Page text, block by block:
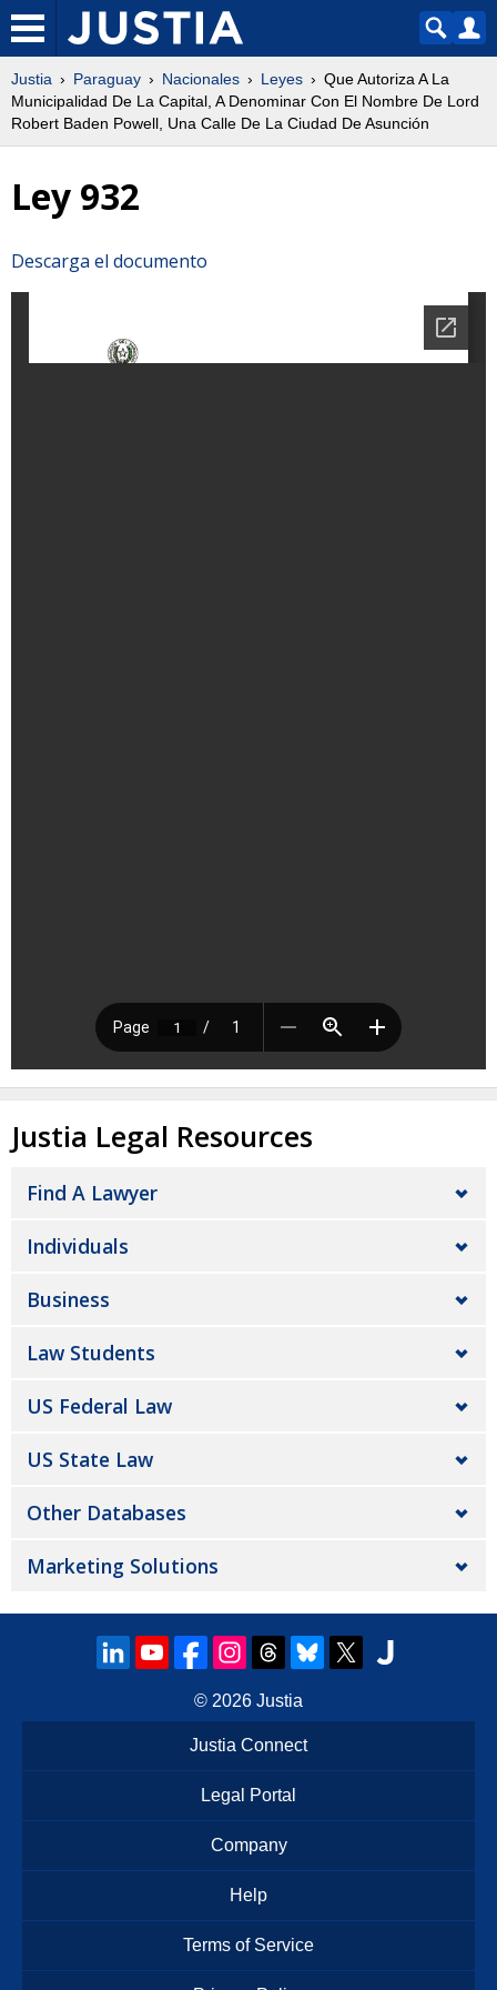
Justia Paraguay Nacionales Leyes
Que Autoriza A La
Municipalidad De La Capital, A Denominar Con El Nombre De Lord
Robert Baden Powell, Una Calle De La Ciudad De Asunción
Ley 932
Descarga el documento
Justia Legal Resources
Find A Lawyer
Individuals
Business
Law Students
US Federal Law
US State Law
Other Databases
Marketing Solutions
© 2026 Justia
Justia Connect
Legal Portal
Company
Help
Terms of Service